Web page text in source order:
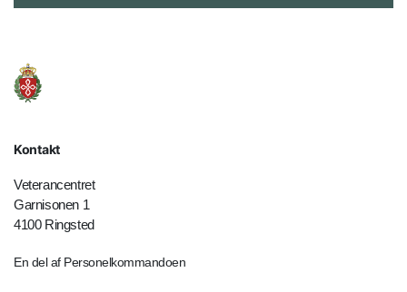
Kontakt
Veterancentret
Garnisonen 1
4100 Ringsted
En del af Personelkommandoen